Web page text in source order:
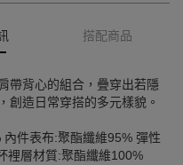
搭配商品
帶背心的組合，疊穿出若隱
創造日常穿搭的多元樣貌。
件表布:聚酯纖維95% 彈性
裡層材質:聚酯纖維100%